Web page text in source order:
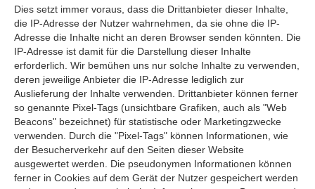
Dies setzt immer voraus, dass die Drittanbieter dieser Inhalte,
die IP-Adresse der Nutzer wahrnehmen, da sie ohne die IP-
Adresse die Inhalte nicht an deren Browser senden könnten. Die
IP-Adresse ist damit für die Darstellung dieser Inhalte
erforderlich. Wir bemühen uns nur solche Inhalte zu verwenden,
deren jeweilige Anbieter die IP-Adresse lediglich zur
Auslieferung der Inhalte verwenden. Drittanbieter können ferner
so genannte Pixel-Tags (unsichtbare Grafiken, auch als "Web
Beacons" bezeichnet) für statistische oder Marketingzwecke
verwenden. Durch die "Pixel-Tags" können Informationen, wie
der Besucherverkehr auf den Seiten dieser Website
ausgewertet werden. Die pseudonymen Informationen können
ferner in Cookies auf dem Gerät der Nutzer gespeichert werden